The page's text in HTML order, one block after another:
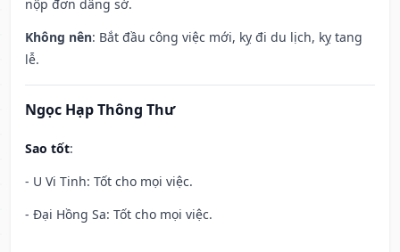
nộp đơn dâng sớ.
Không nên: Bắt đầu công việc mới, kỵ đi du lịch, kỵ tang
lễ.
Ngọc Hạp Thông Thư
Sao tốt:
- U Vi Tinh: Tốt cho mọi việc.
- Đại Hồng Sa: Tốt cho mọi việc.